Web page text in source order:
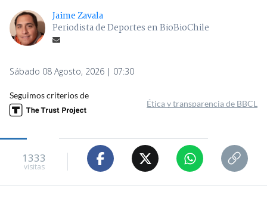
Jaime Zavala
Periodista de Deportes en BioBioChile
Sábado 08 Agosto, 2026 | 07:30
Seguimos criterios de
Ética y transparencia de BBCL
1333
visitas